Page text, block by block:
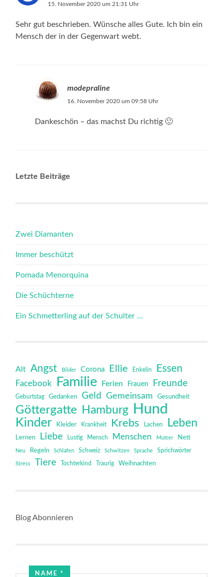
15. November 2020 um 21:31 Uhr
Sehr gut beschrieben. Wünsche alles Gute. Ich bin ein
Mensch der in der Gegenwart webt.
modepraline
16. November 2020 um 09:58 Uhr
Dankeschön – das machst Du richtig 🙂
Letzte Beiträge
Zwei Diamanten
Immer beschützt
Pomada Menorquina
Die Schüchterne
Ein Schmetterling auf der Schulter …
Alt Angst Bilder Corona Ellie Enkelin Essen
Facebook Familie Ferien Frauen Freunde
Geburtstag Gedanken Geld Gemeinsam Gesundheit
Göttergatte Hamburg Hund
Kinder Kleider Krankheit Krebs Lachen Leben
Lernen Liebe Lustig Mensch Menschen Mutter Nett
Neu Regeln Schlafen Schweiz Schwitzen Sprache Sprichwörter
Stress Tiere Tochterkind Traurig Weihnachten
Blog Abonnieren
NAME*